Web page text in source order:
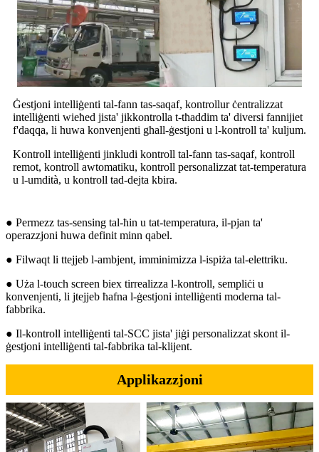
Ġestjoni intelliġenti tal-fann tas-saqaf, kontrollur ċentralizzat
intelliġenti wieħed jista' jikkontrolla t-tħaddim ta' diversi fannijiet
f'daqqa, li huwa konvenjenti għall-ġestjoni u l-kontroll ta' kuljum.
Kontroll intelliġenti jinkludi kontroll tal-fann tas-saqaf, kontroll
remot, kontroll awtomatiku, kontroll personalizzat tat-temperatura
u l-umdità, u kontroll tad-dejta kbira.
● Permezz tas-sensing tal-ħin u tat-temperatura, il-pjan ta'
operazzjoni huwa definit minn qabel.
● Filwaqt li ttejjeb l-ambjent, imminimizza l-ispiża tal-elettriku.
● Uża l-touch screen biex tirrealizza l-kontroll, sempliċi u
konvenjenti, li jtejjeb ħafna l-ġestjoni intelliġenti moderna tal-
fabbrika.
● Il-kontroll intelliġenti tal-SCC jista' jiġi personalizzat skont il-
ġestjoni intelliġenti tal-fabbrika tal-klijent.
Applikazzjoni